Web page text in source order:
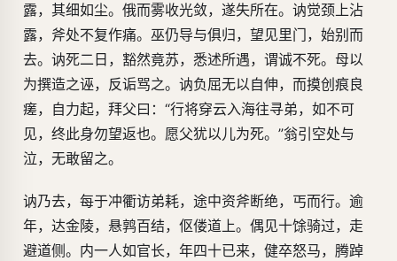
露，其细如尘。俄而雾收光敛，遂失所在。讷觉颈上沾
露，斧处不复作痛。巫仍导与俱归，望见里门，始别而
去。讷死二日，豁然竟苏，悉述所遇，谓诚不死。母以
为撰造之诬，反诟骂之。讷负屈无以自伸，而摸创痕良
瘥，自力起，拜父曰：“行将穿云入海往寻弟，如不可
见，终此身勿望返也。愿父犹以儿为死。”翁引空处与
泣，无敢留之。
讷乃去，每于冲衢访弟耗，途中资斧断绝，丐而行。逾
年，达金陵，悬鹑百结，伛偻道上。偶见十馀骑过，走
避道侧。内一人如官长，年四十已来，健卒怒马，腾踔